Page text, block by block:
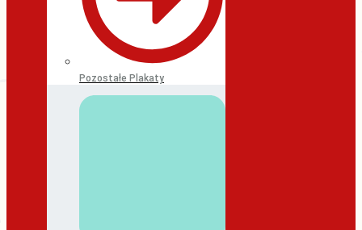
Pozostałe Plakaty